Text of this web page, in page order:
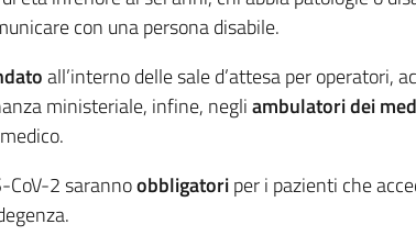
con una persona disabile.
all’interno delle sale d’attesa per
ministeriale, infine, negliambulatori dei
CoV-2 sarannoobbligatoriper i pazienti che